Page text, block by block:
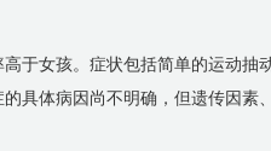
于女孩。症状包括简单的运动抽
具体病因尚不明确，但遗传因素